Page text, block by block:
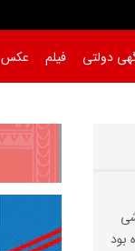
دولتی فیلم عکس
بود